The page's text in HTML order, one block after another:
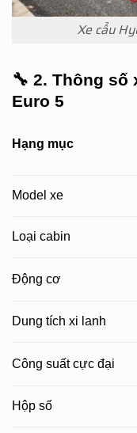
Xe cẩu
🔧 2. Thông số
Euro 5
Hạng mục
Model xe
Loại cabin
Động cơ
Dung tích xi lanh
Công suất cực đại
Hộp số